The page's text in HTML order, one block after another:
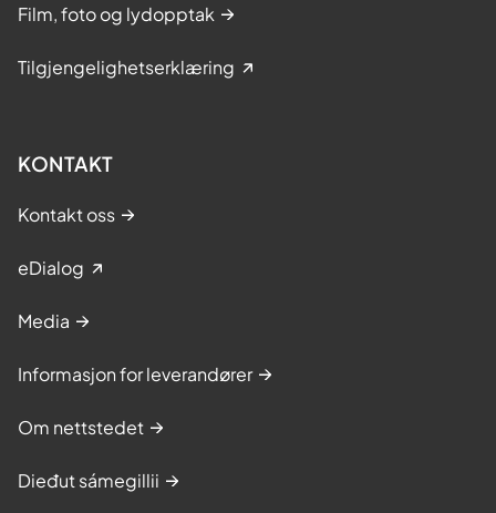
Film, foto og lydopptak
Tilgjengelighetserklæring
KONTAKT
Kontakt oss
eDialog
Media
Informasjon for leverandører
Om nettstedet
Dieđut sámegillii